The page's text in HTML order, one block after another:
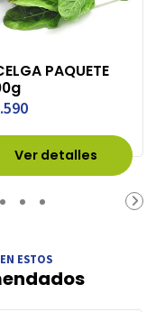
PAQUETE
Ver detalles
ESTOS